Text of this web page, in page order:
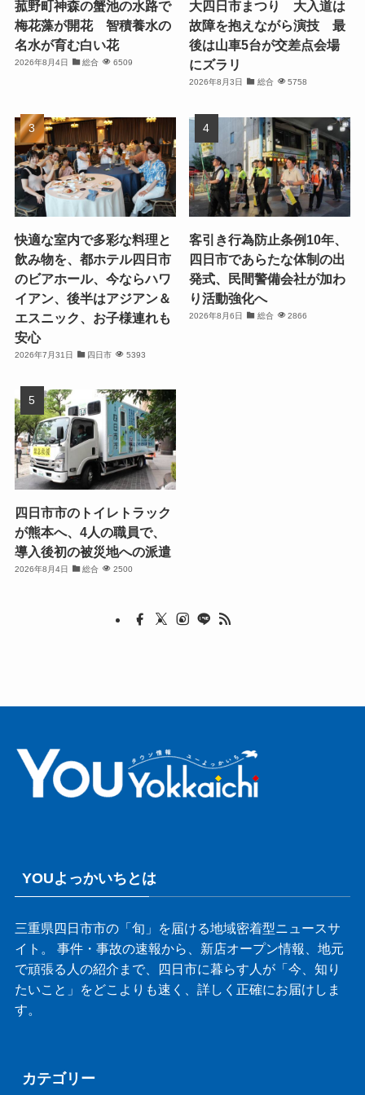
菰野町神森の蟹池の水路で
梅花藻が開花 智積養水の
名水が育む白い花
2026年8月4日 総合 6509
大四日市まつり 大入道は
故障を抱えながら演技 最
後は山車5台が交差点会場
にズラリ
2026年8月3日 総合 5758
快適な室内で多彩な料理と
飲み物を、都ホテル四日市
のビアホール、今ならハワ
イアン、後半はアジアン＆
エスニック、お子様連れも
安心
2026年7月31日 四日市 5393
客引き行為防止条例10年、
四日市であらたな体制の出
発式、民間警備会社が加わ
り活動強化へ
2026年8月6日 総合 2866
四日市市のトイレトラック
が熊本へ、4人の職員で、
導入後初の被災地への派遣
2026年8月4日 総合 2500
YOUよっかいちとは
三重県四日市市の「旬」を届ける地域密着型ニュースサ
イト。 事件・事故の速報から、新店オープン情報、地元
で頑張る人の紹介まで、四日市に暮らす人が「今、知り
たいこと」をどこよりも速く、詳しく正確にお届けしま
す。
カテゴリー